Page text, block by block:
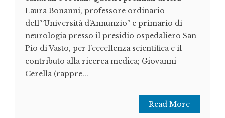
Laura Bonanni, professore ordinario
dell’“Università d’Annunzio” e primario di
neurologia presso il presidio ospedaliero San
Pio di Vasto, per l’eccellenza scientifica e il
contributo alla ricerca medica; Giovanni
Cerella (rappre...
Read More